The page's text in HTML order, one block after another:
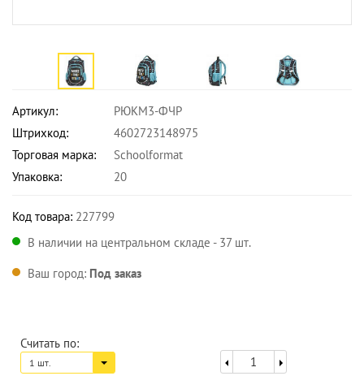
Артикул:
РЮКМ3-ФЧР
Штрихкод:
4602723148975
Торговая марка:
Schoolformat
Упаковка:
20
Код товара: 227799
В наличии на центральном складе - 37 шт.
Ваш город: Под заказ
Считать по:
1 шт.